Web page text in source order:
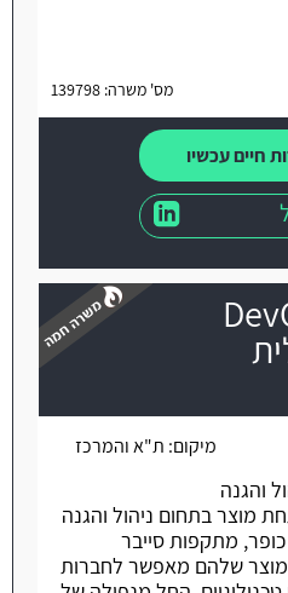
מס' משרה: 139798
חיים עכשיו
משרה חמה
מיקום: ת"א והמרכז
והגנה
מוצר בתחום ניהול והגנה
כופר, מתקפות סייבר
שלהם מאפשר לחברות